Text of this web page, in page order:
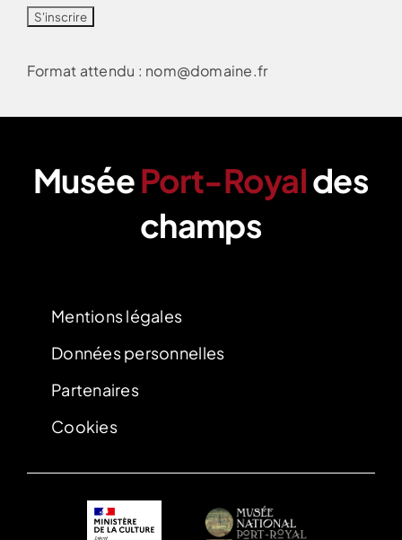
Format attendu : nom@domaine.fr
MuséePort-Royaldes
champs
‍Mentions légales
Données personnelles
Partenaires
Cookies